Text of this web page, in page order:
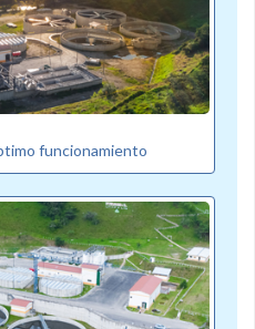
funcionamiento